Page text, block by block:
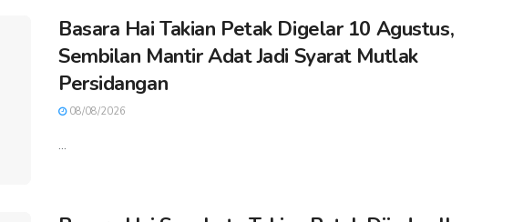
Basara Hai Takian Petak Digelar 10 Agustus,
Sembilan Mantir Adat Jadi Syarat Mutlak
Persidangan
08/08/2026